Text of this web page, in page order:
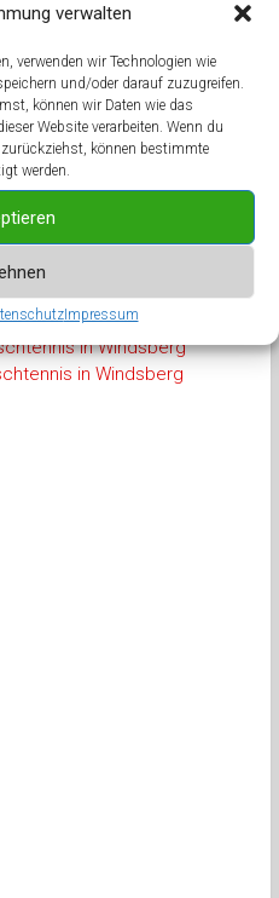
verwalten
verwenden wir Technologien wie
und/oder darauf zuzugreifen.
können wir Daten wie das
Website verarbeiten. Wenn du
können bestimmte
werden.
Impressum
dritte Mannschaft
in Windsberg
in Windsberg